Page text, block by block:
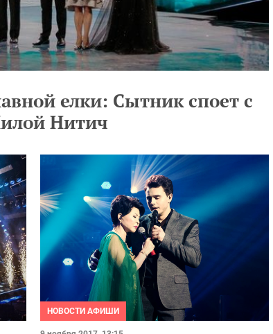
елки: Сытник споет с
Нитич
НОВОСТИ АФИШИ